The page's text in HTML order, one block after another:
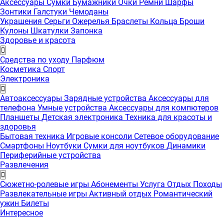
Аксессуары Сумки Бумажники Очки Ремни Шарфы
Зонтики Галстуки Чемоданы
Украшения Серьги Ожерелья Браслеты Кольца Броши
Кулоны Шкатулки Запонка
Здоровье и красота
Средства по уходу Парфюм
Косметика Спорт
Электроника
Автоаксессуары Зарядные устройства Аксессуары для
телефона Умные устройства Аксессуары для компютеров
Планшеты Детская электроника Техника для красоты и
здоровья
Бытовая техника Игровые консоли Сетевое оборудование
Смартфоны Ноутбуки Сумки для ноутбуков Динамики
Периферийные устройства
Развлечения
Сюжетно-ролевые игры Абонементы Услуга Отдых Походы
Развлекательные игры Активный отдых Романтический
ужин Билеты
Интересноe